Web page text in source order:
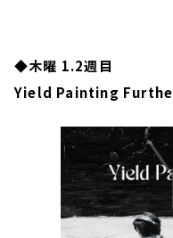
◆木曜 1.2週目
Yield Painting